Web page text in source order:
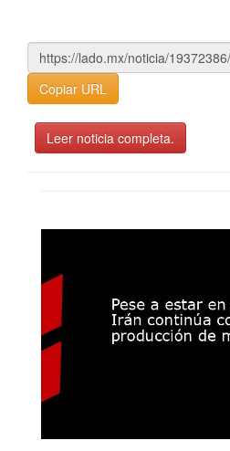
Copiar URL
Leer noticia completa.